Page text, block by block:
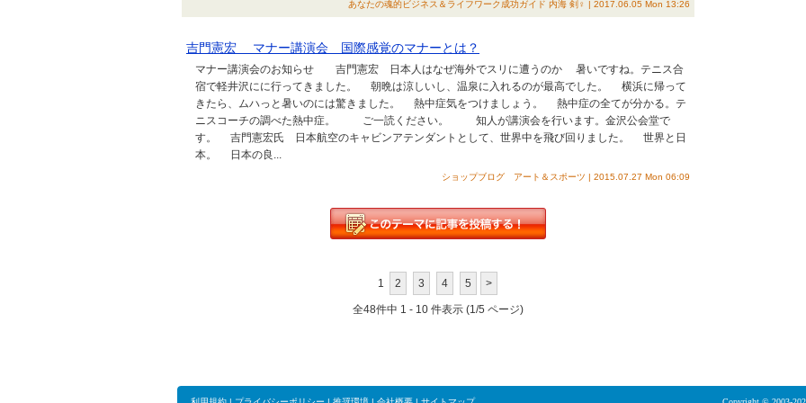
あなたの魂的ビジネス＆ライフワーク成功ガイド 内海 剣♀ | 2017.06.05 Mon 13:26
吉門憲宏 マナー講演会 国際感覚のマナーとは？
マナー講演会のお知らせ 吉門憲宏 日本人はなぜ海外でスリに遭うのか 暑いですね。テニス合
宿で軽井沢にに行ってきました。 朝晩は涼しいし、温泉に入れるのが最高でした。 横浜に帰って
きたら、ムハっと暑いのには驚きました。 熱中症気をつけましょう。 熱中症の全てが分かる。テ
ニスコーチの調べた熱中症。 ご一読ください。 知人が講演会を行います。金沢公会堂で
す。 吉門憲宏氏 日本航空のキャビンアテンダントとして、世界中を飛び回りました。 世界と日
本。 日本の良...
ショップブログ アート＆スポーツ | 2015.07.27 Mon 06:09
1 2 3 4 5 >
全48件中 1 - 10 件表示 (1/5 ページ)